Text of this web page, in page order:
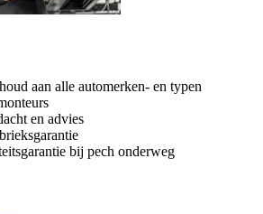
aan alle automerken- en typen
en advies
bij pech onderweg